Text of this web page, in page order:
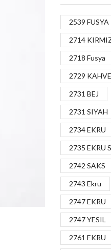
2539 FUSYA
2714
2718 Fusya
2729 KAHVE
2731 BEJ
2731 SIYAH
2734 EKRU
2735 EKRU
2742 SAKS
2743 Ekru
2747 EKRU
2747 YESIL
2761 EKRU